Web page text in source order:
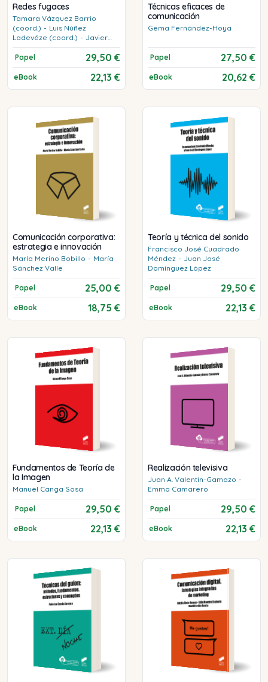
Redes fugaces
Tamara Vázquez Barrio
(coord.) - Luis Núñez
Ladevéze (coord.) - Javier
Galán Gamero (ed.)
Papel
29,50 €
eBook 22,13 €
Técnicas eficaces de
comunicación
Gema Fernández-Hoya
Papel 27,50 €
eBook 20,62 €
Comunicación corporativa:
estrategia e innovación
María Merino Bobillo - María
Sánchez Valle
Papel 25,00 €
eBook 18,75 €
Teoría y técnica del sonido
Francisco José Cuadrado
Méndez - Juan José
Domínguez López
Papel 29,50 €
eBook 22,13 €
Fundamentos de Teoría de
la Imagen
Manuel Canga Sosa
Papel 29,50 €
eBook 22,13 €
Realización televisiva
Juan A. Valentín-Gamazo -
Emma Camarero
Papel 29,50 €
eBook 22,13 €